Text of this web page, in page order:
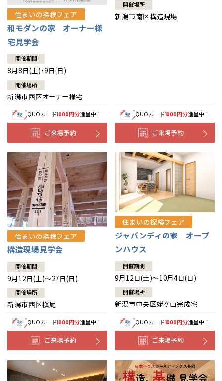
デザイン賞各種受賞
セントラルヒーティング
住まいのお手入れ集
安心の管理体制
ギャラリー
ニュースリリース
代表ごあいさつ
企業理念
会社概要
事業部紹介
木材調達指針
グループ会社紹介
CMギャラリー
採用情報
会員サイト
住まいの探検フェア
和モダンの家 オーナー様
宅見学会
開催期間
8月8日(土)・9日(日)
開催場所
新潟市西区オーナー様宅
QUOカード1000円分進呈中！
ご来場予約
開催場所
新潟市南区構造現場
QUOカード1000円分進呈中！
ご来場予約
住まいの探検フェア
構造現場見学会
開催期間
9月12日(土)～27日(日)
開催場所
新潟市西区槇尾
QUOカード1000円分進呈中！
ご来場予約
住まいの探検フェア
ジャパンディの家 オープ
ンハウス
開催期間
9月12日(土)～10月4日(日)
開催場所
新潟市中央区姥ケ山完成宅
QUOカード1000円分進呈中！
ご来場予約
全国の展示場
北海道
札幌
道央
道北
道南
道東
東北
青森
秋田
岩手
山形
宮城
甲信越・北陸
新潟
山梨
長野
富山
関東
東京
神奈川
埼玉
東海
愛知
岐阜
近畿
大阪
中国・四国
お近くのイベント
北海道
札幌
札幌
道央
小樽
道北
道南
函館
東北
青森県
青森
秋田県
岩手県
盛岡
北上
山形県
山形
宮城県
仙台
甲信越・北陸
新潟県
山梨県
甲府
長野県
富山県
富山
関東
八王子
神奈川県
湘南
相模
東海
愛知県
名古屋
豊橋
岐阜県
岐阜
近畿
大阪府
中国・四国